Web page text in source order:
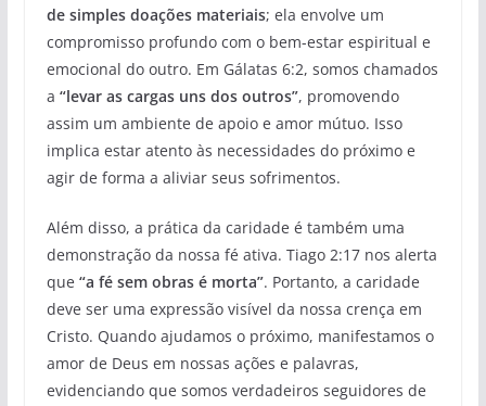
de simples doações materiais; ela envolve um
compromisso profundo com o bem-estar espiritual e
emocional do outro. Em Gálatas 6:2, somos chamados
a “levar as cargas uns dos outros”, promovendo
assim um ambiente de apoio e amor mútuo. Isso
implica estar atento às necessidades do próximo e
agir de forma a aliviar seus sofrimentos.
Além disso, a prática da caridade é também uma
demonstração da nossa fé ativa. Tiago 2:17 nos alerta
que “a fé sem obras é morta”. Portanto, a caridade
deve ser uma expressão visível da nossa crença em
Cristo. Quando ajudamos o próximo, manifestamos o
amor de Deus em nossas ações e palavras,
evidenciando que somos verdadeiros seguidores de